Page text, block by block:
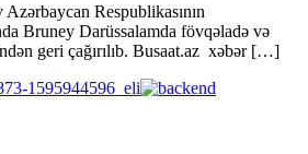
Respublikasının
Bruney Darüssalamda fövqəladə və
geri çağırılıb. Busaat.az xəbər […]